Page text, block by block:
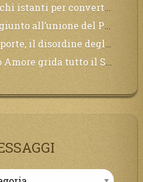
sciagura arriverà all’improvviso e per chi non si sarà preparato saranno dolori.
con il figlio, non avete che da attendere pochissimo.
perdono, ma sarà troppo tardi, il tradimento è stato grande!
i Suoi,richiama a Sé i lontani, affinché si pentano e tornino a Lui: